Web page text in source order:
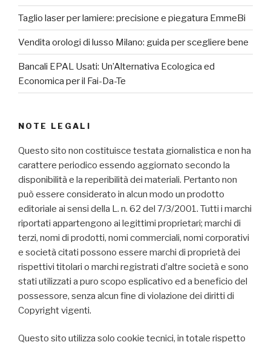
Taglio laser per lamiere: precisione e piegatura EmmeBi
Vendita orologi di lusso Milano: guida per scegliere bene
Bancali EPAL Usati: Un’Alternativa Ecologica ed
Economica per il Fai-Da-Te
NOTE LEGALI
Questo sito non costituisce testata giornalistica e non ha
carattere periodico essendo aggiornato secondo la
disponibilità e la reperibilità dei materiali. Pertanto non
può essere considerato in alcun modo un prodotto
editoriale ai sensi della L. n. 62 del 7/3/2001. Tutti i marchi
riportati appartengono ai legittimi proprietari; marchi di
terzi, nomi di prodotti, nomi commerciali, nomi corporativi
e società citati possono essere marchi di proprietà dei
rispettivi titolari o marchi registrati d’altre società e sono
stati utilizzati a puro scopo esplicativo ed a beneficio del
possessore, senza alcun fine di violazione dei diritti di
Copyright vigenti.
Questo sito utilizza solo cookie tecnici, in totale rispetto